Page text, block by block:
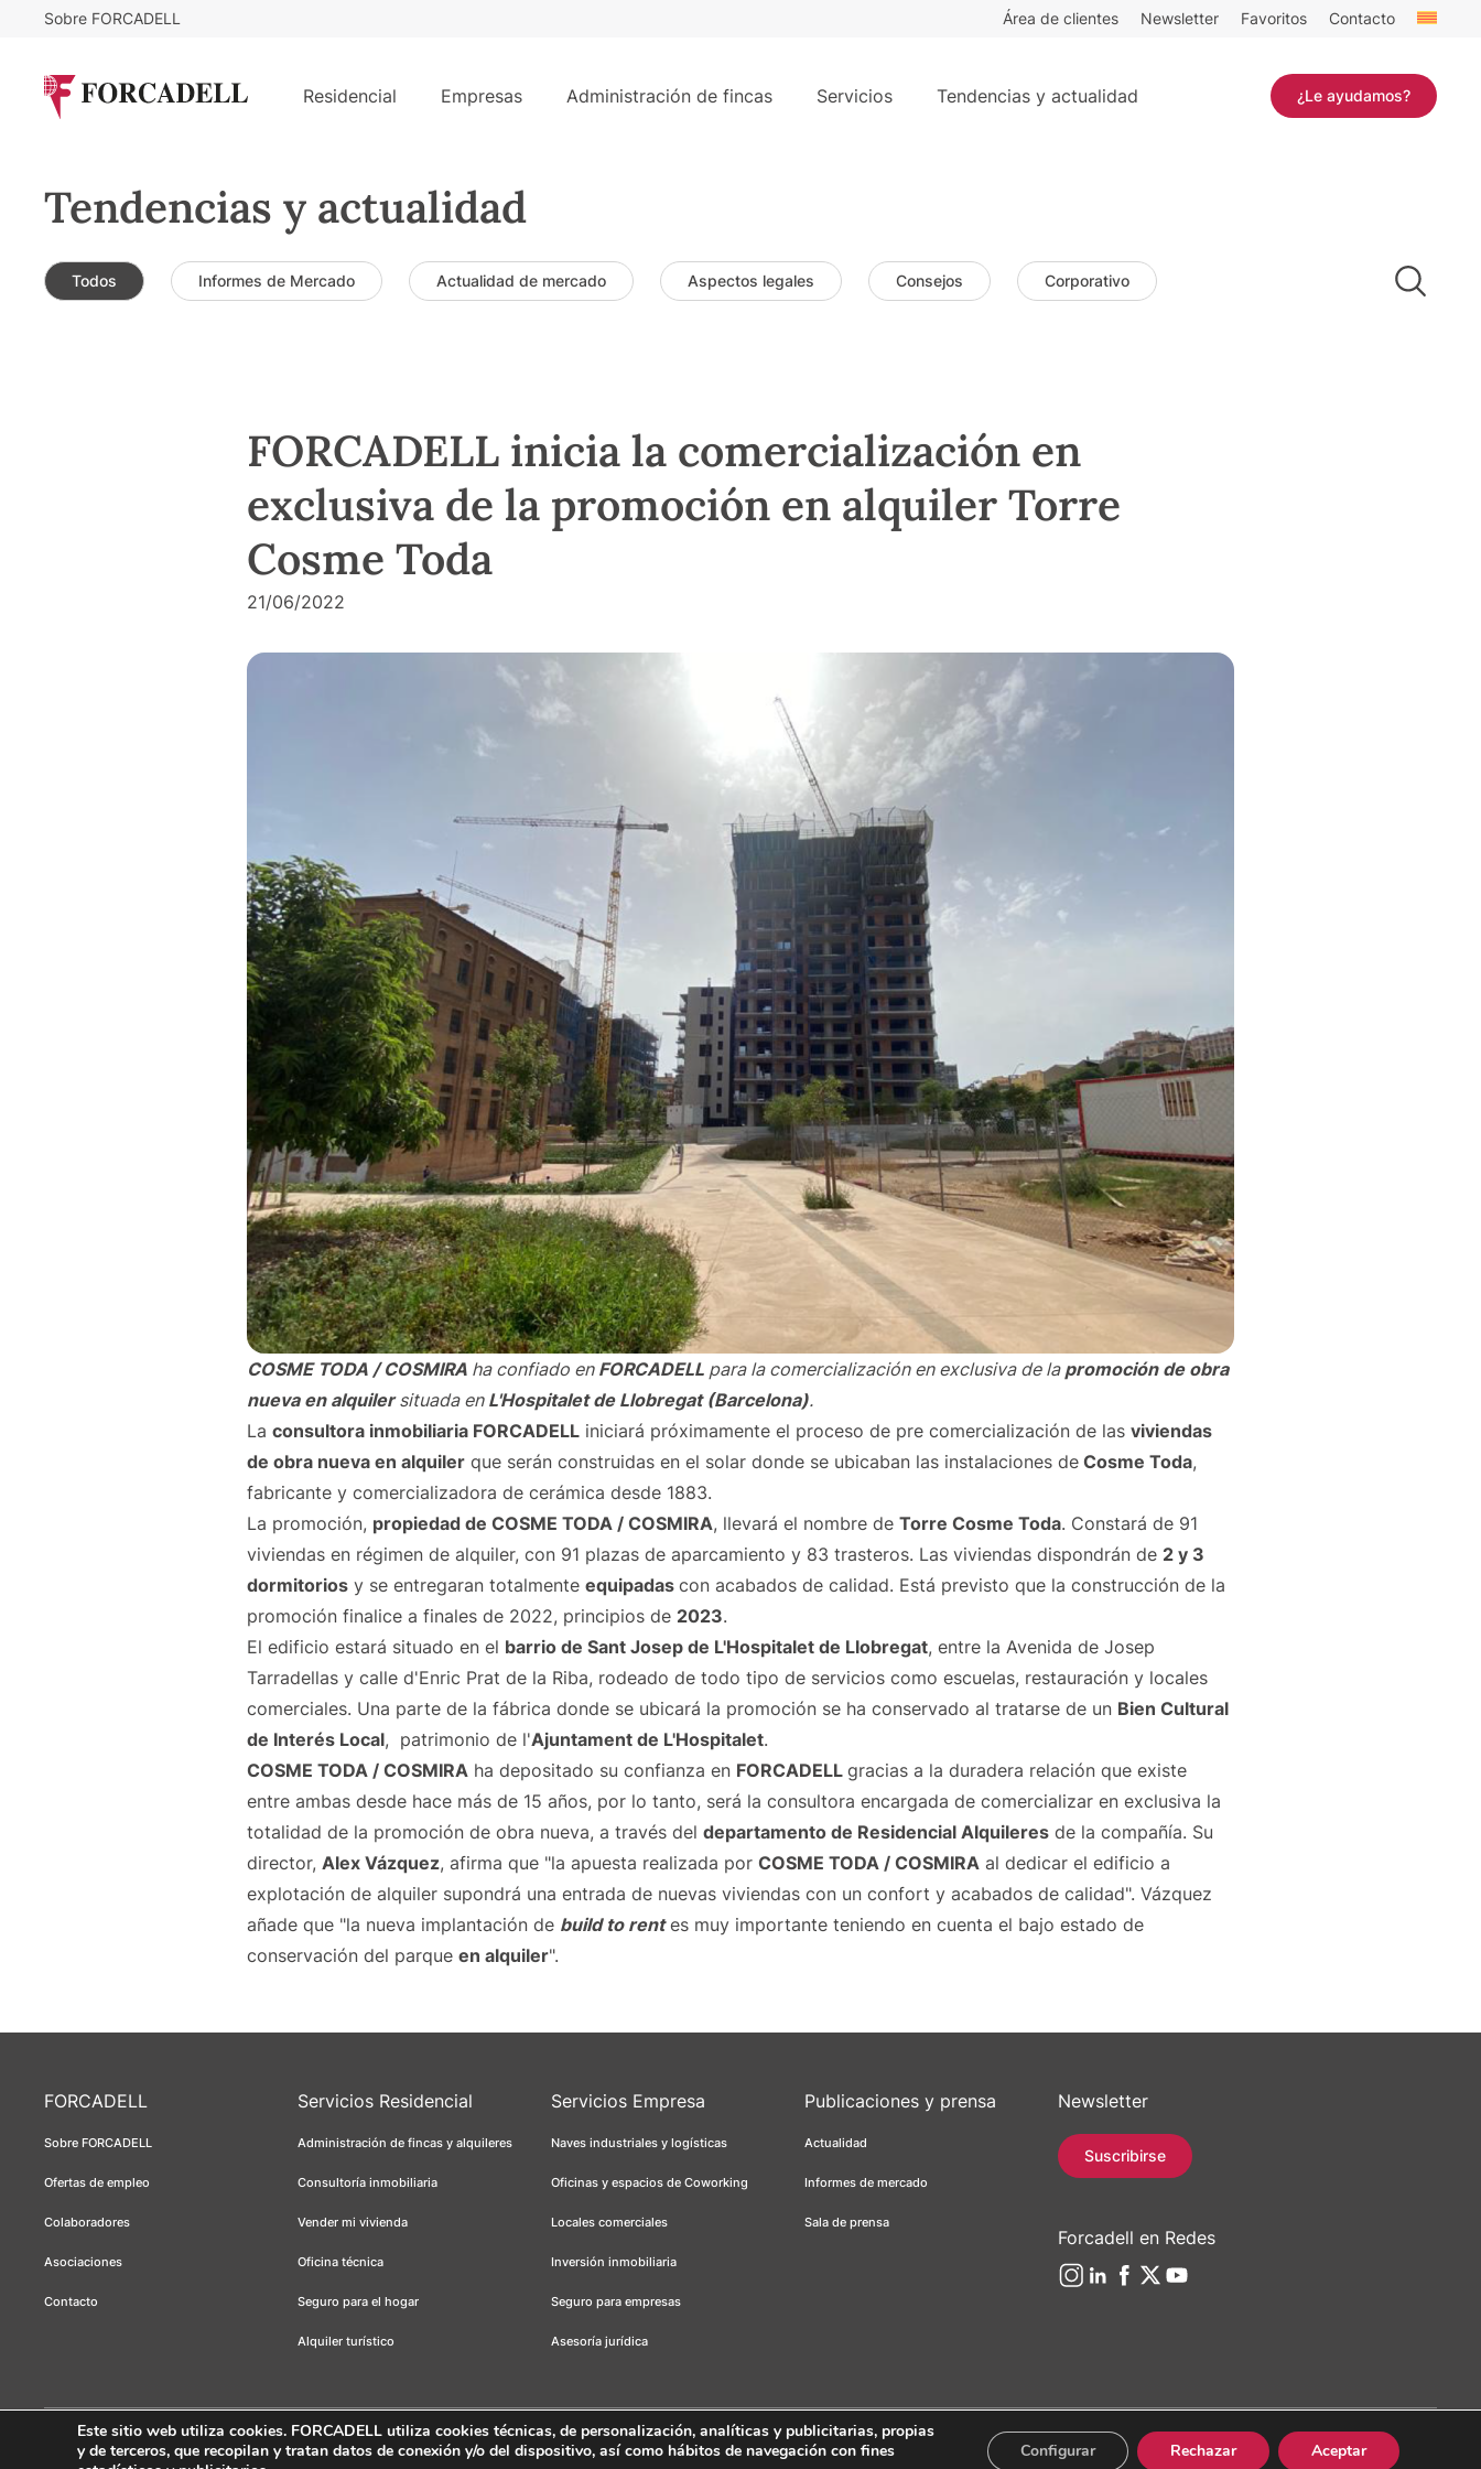
Sobre FORCADELL Área de clientes Newsletter Favoritos Contacto
Residencial Empresas Administración de fincas Servicios Tendencias y actualidad ¿Le ayudamos?
Tendencias y actualidad
Todos Informes de Mercado Actualidad de mercado Aspectos legales Consejos Corporativo
FORCADELL inicia la comercialización en
exclusiva de la promoción en alquiler Torre
Cosme Toda
21/06/2022
COSME TODA / COSMIRA ha confiado en FORCADELL para la comercialización en exclusiva de la promoción de obra
nueva en alquilersituada en L'Hospitalet de Llobregat (Barcelona).
La consultora inmobiliaria FORCADELL iniciará próximamente el proceso de pre comercialización de las viviendas
de obra nueva en alquiler que serán construidas en el solar donde se ubicaban las instalaciones de Cosme Toda,
fabricante y comercializadora de cerámica desde 1883.
La promoción, propiedad de COSME TODA / COSMIRA, llevará el nombre de Torre Cosme Toda. Constará de 91
viviendas en régimen de alquiler, con 91 plazas de aparcamiento y 83 trasteros. Las viviendas dispondrán de 2 y 3
dormitorios y se entregaran totalmente equipadas con acabados de calidad. Está previsto que la construcción de la
promoción finalice a finales de 2022, principios de 2023.
El edificio estará situado en el barrio de Sant Josep de L'Hospitalet de Llobregat, entre la Avenida de Josep
Tarradellas y calle d'Enric Prat de la Riba, rodeado de todo tipo de servicios como escuelas, restauración y locales
comerciales. Una parte de la fábrica donde se ubicará la promoción se ha conservado al tratarse de un Bien Cultural
de Interés Local, patrimonio de l'Ajuntament de L'Hospitalet.
COSME TODA / COSMIRA ha depositado su confianza en FORCADELL gracias a la duradera relación que existe
entre ambas desde hace más de 15 años, por lo tanto, será la consultora encargada de comercializar en exclusiva la
totalidad de la promoción de obra nueva, a través del departamento de Residencial Alquileres de la compañía. Su
director, Alex Vázquez, afirma que "la apuesta realizada por COSME TODA / COSMIRA al dedicar el edificio a
explotación de alquiler supondrá una entrada de nuevas viviendas con un confort y acabados de calidad". Vázquez
añade que "la nueva implantación de build to rentes muy importante teniendo en cuenta el bajo estado de
conservación del parque en alquiler".
FORCADELL
Sobre FORCADELL
Ofertas de empleo
Colaboradores
Asociaciones
Contacto
Servicios Residencial
Administración de fincas y alquileres
Consultoría inmobiliaria
Vender mi vivienda
Oficina técnica
Seguro para el hogar
Alquiler turístico
Servicios Empresa
Naves industriales y logísticas
Oficinas y espacios de Coworking
Locales comerciales
Inversión inmobiliaria
Seguro para empresas
Asesoría jurídica
Publicaciones y prensa
Actualidad
Informes de mercado
Sala de prensa
Newsletter
Suscribirse
Forcadell en Redes
Forcadell 2026 Aviso legal Política de privacidad Política de cookies Canal ético FORCADELL-AICAT 163 - Pl. Universitat, 3 - 08007 Barcelona / 934 965 400 Web: Evicron
Este sitio web utiliza cookies. FORCADELL utiliza cookies técnicas, de personalización, analíticas y publicitarias, propias
y de terceros, que recopilan y tratan datos de conexión y/o del dispositivo, así como hábitos de navegación con fines
Aceptar
Rechazar
Configurar